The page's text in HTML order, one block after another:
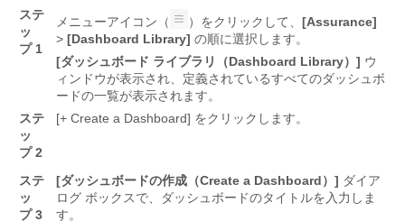
ステ
ッ
プ 1
メニューアイコン（ ）をクリックして、 [Assurance]
> [Dashboard Library] の順に選択します。
[ダッシュボード ライブラリ（Dashboard Library）] ウ
ィンドウが表示され、定義されているすべてのダッシュボ
ードの一覧が表示されます。
ステ
ッ
プ 2
[+ Create a Dashboard] をクリックします。
ステ
ッ
プ 3
[ダッシュボードの作成（Create a Dashboard）] ダイア
ログ ボックスで、ダッシュボードのタイトルを入力しま
す。